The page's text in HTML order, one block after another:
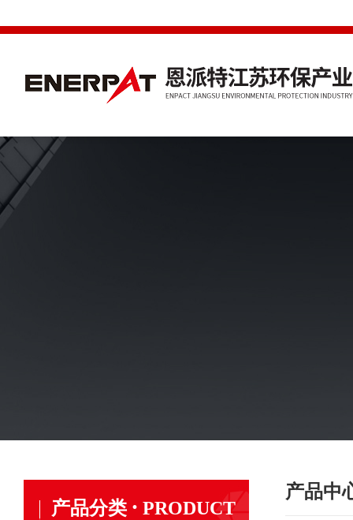
产品分类 · PRODUCT
产品中